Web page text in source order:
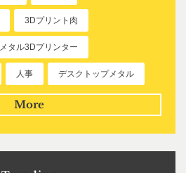
3Dプリント肉
メタル3Dプリンター
人事 デスクトップメタル
More